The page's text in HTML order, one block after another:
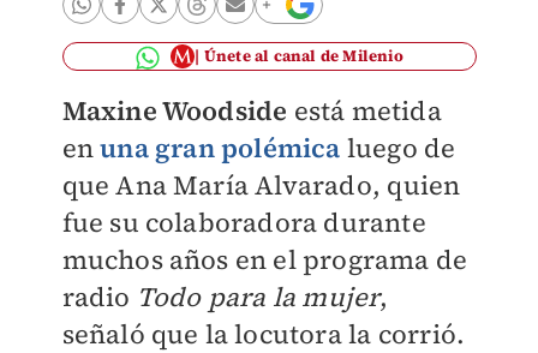
Únete al canal de Milenio
Maxine Woodside está metida
enuna gran polémica luego de
que Ana María Alvarado, quien
fue su colaboradora durante
muchos años en el programa de
radio Todo para la mujer,
señaló que la locutora la corrió.